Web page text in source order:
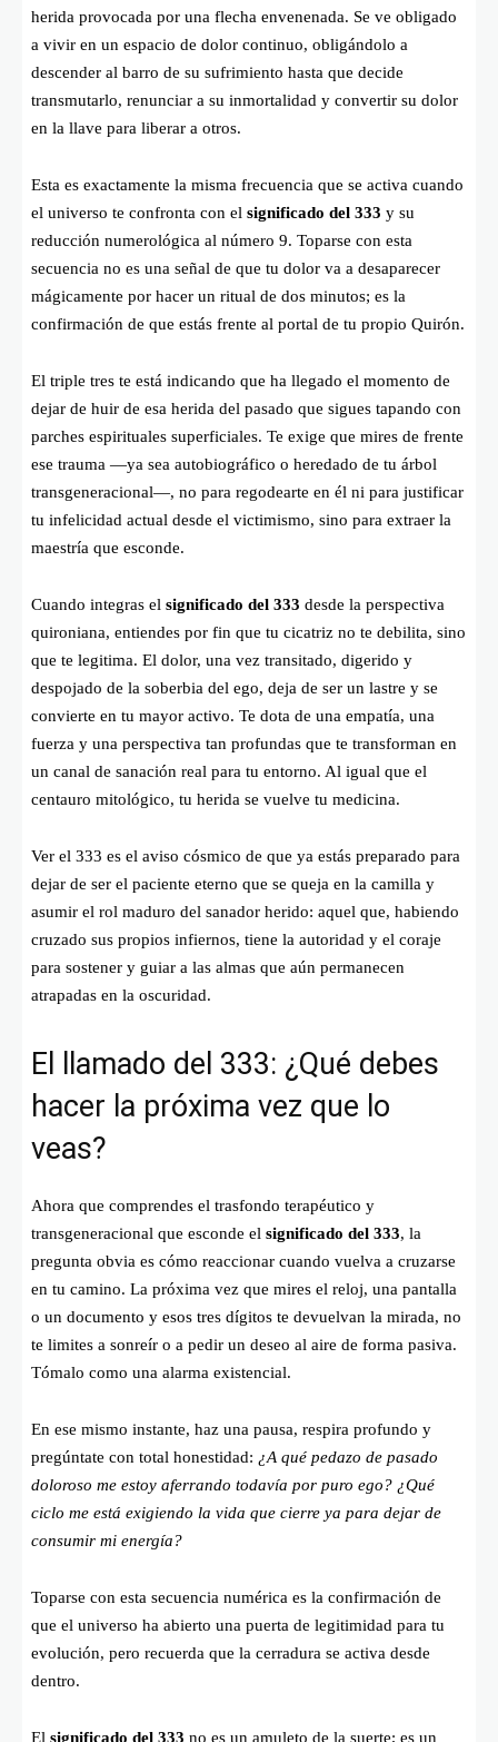
herida provocada por una flecha envenenada. Se ve obligado
a vivir en un espacio de dolor continuo, obligándolo a
descender al barro de su sufrimiento hasta que decide
transmutarlo, renunciar a su inmortalidad y convertir su dolor
en la llave para liberar a otros.
Esta es exactamente la misma frecuencia que se activa cuando
el universo te confronta con el significado del 333 y su
reducción numerológica al número 9. Toparse con esta
secuencia no es una señal de que tu dolor va a desaparecer
mágicamente por hacer un ritual de dos minutos; es la
confirmación de que estás frente al portal de tu propio Quirón.
El triple tres te está indicando que ha llegado el momento de
dejar de huir de esa herida del pasado que sigues tapando con
parches espirituales superficiales. Te exige que mires de frente
ese trauma —ya sea autobiográfico o heredado de tu árbol
transgeneracional—, no para regodearte en él ni para justificar
tu infelicidad actual desde el victimismo, sino para extraer la
maestría que esconde.
Cuando integras el significado del 333 desde la perspectiva
quironiana, entiendes por fin que tu cicatriz no te debilita, sino
que te legitima. El dolor, una vez transitado, digerido y
despojado de la soberbia del ego, deja de ser un lastre y se
convierte en tu mayor activo. Te dota de una empatía, una
fuerza y una perspectiva tan profundas que te transforman en
un canal de sanación real para tu entorno. Al igual que el
centauro mitológico, tu herida se vuelve tu medicina.
Ver el 333 es el aviso cósmico de que ya estás preparado para
dejar de ser el paciente eterno que se queja en la camilla y
asumir el rol maduro del sanador herido: aquel que, habiendo
cruzado sus propios infiernos, tiene la autoridad y el coraje
para sostener y guiar a las almas que aún permanecen
atrapadas en la oscuridad.
El llamado del 333: ¿Qué debes
hacer la próxima vez que lo
veas?
Ahora que comprendes el trasfondo terapéutico y
transgeneracional que esconde el significado del 333, la
pregunta obvia es cómo reaccionar cuando vuelva a cruzarse
en tu camino. La próxima vez que mires el reloj, una pantalla
o un documento y esos tres dígitos te devuelvan la mirada, no
te limites a sonreír o a pedir un deseo al aire de forma pasiva.
Tómalo como una alarma existencial.
En ese mismo instante, haz una pausa, respira profundo y
pregúntate con total honestidad: ¿A qué pedazo de pasado
doloroso me estoy aferrando todavía por puro ego? ¿Qué
ciclo me está exigiendo la vida que cierre ya para dejar de
consumir mi energía?
Toparse con esta secuencia numérica es la confirmación de
que el universo ha abierto una puerta de legitimidad para tu
evolución, pero recuerda que la cerradura se activa desde
dentro.
El significado del 333 no es un amuleto de la suerte; es un